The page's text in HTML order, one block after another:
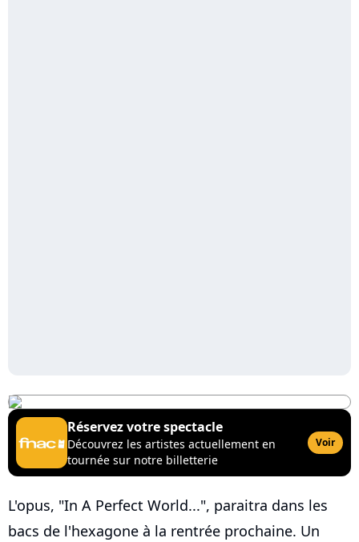
Réservez votre spectacle
Découvrez les artistes actuellement en
tournée sur notre billetterie
Voir
L'opus, "In A Perfect World...", paraitra dans les
bacs de l'hexagone à la rentrée prochaine. Un